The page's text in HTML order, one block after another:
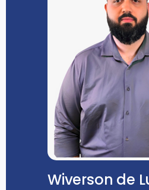
Wiverson de